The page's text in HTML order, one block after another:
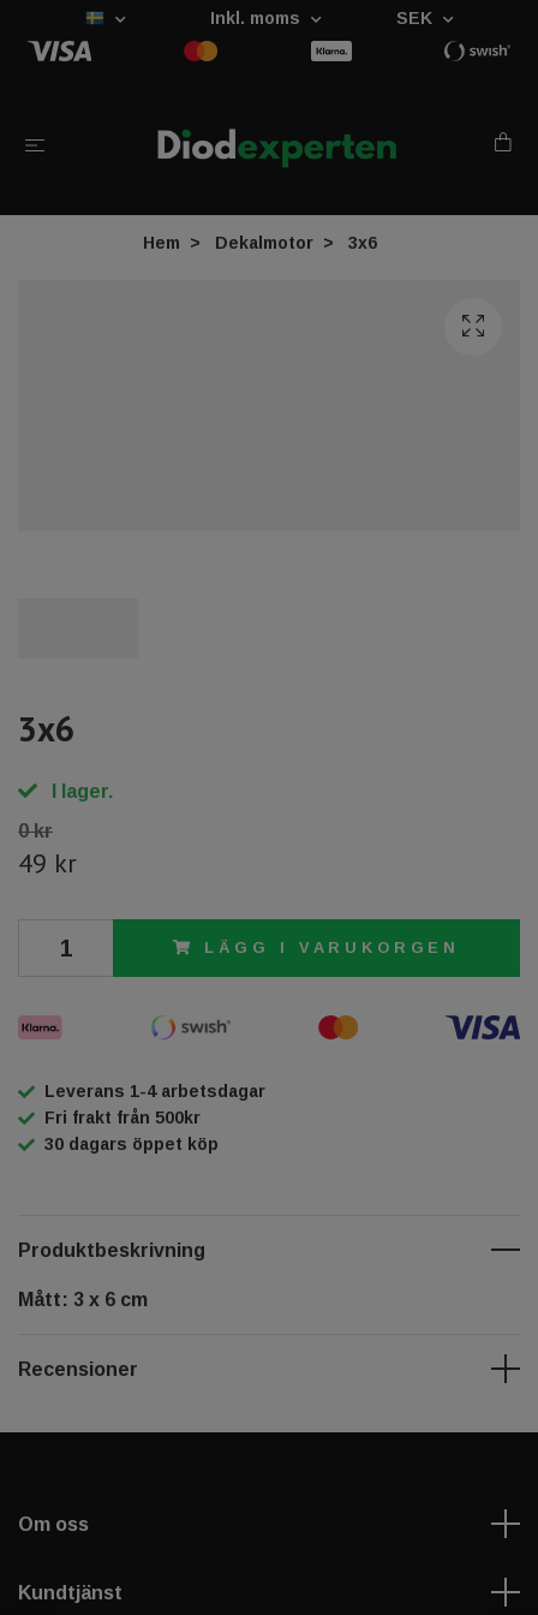
Inkl. moms SEK
Hem Dekalmotor 3x6
3x6
I lager.
0 kr
49 kr
LÄGG I VARUKORGEN
Leverans 1-4 arbetsdagar
Fri frakt från 500kr
30 dagars öppet köp
Produktbeskrivning
Mått: 3 x 6 cm
Recensioner
Om oss
Kundtjänst